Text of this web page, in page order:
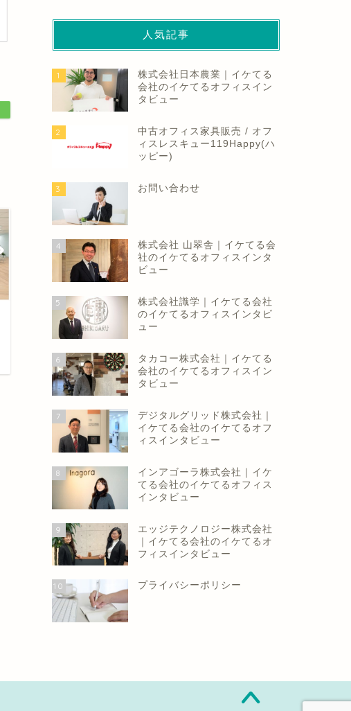
ニュース
星野リゾートとWeWork Japan
が提携 利用者に相互に特典提
2022年4月16日
庫2モデル 1人暮らしやテレワ
ークに
人気記事
1
株式会社日本農業｜イケてる
会社のイケてるオフィスイン
タビュー
2
中古オフィス家具販売 / オフ
ィスレスキュー119Happy(ハ
ッピー)
3 お問い合わせ
4
株式会社 山翠舎｜イケてる会
社のイケてるオフィスインタ
ビュー
5
株式会社識学｜イケてる会社
のイケてるオフィスインタビ
ュー
6
タカコー株式会社｜イケてる
会社のイケてるオフィスイン
タビュー
7
デジタルグリッド株式会社｜
イケてる会社のイケてるオフ
ィスインタビュー
8
インアゴーラ株式会社｜イケ
てる会社のイケてるオフィス
インタビュー
9
エッジテクノロジー株式会社
｜イケてる会社のイケてるオ
フィスインタビュー
10 プライバシーポリシー